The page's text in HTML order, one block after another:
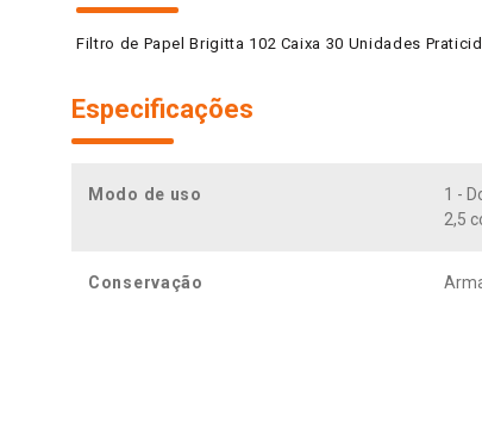
Filtro de Papel Brigitta 102 Caixa 30 Unidades
Especificações
Modo de uso
1 -
2,5
Conservação